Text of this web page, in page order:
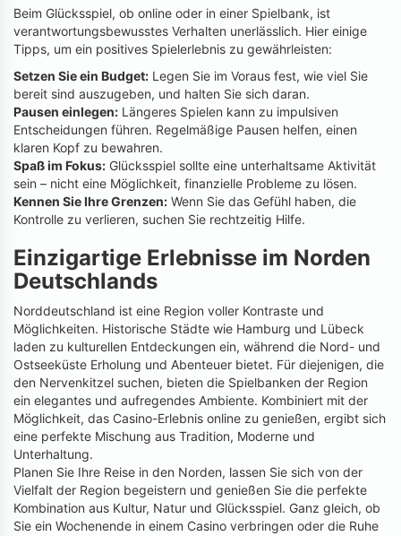
Beim Glücksspiel, ob online oder in einer Spielbank, ist
verantwortungsbewusstes Verhalten unerlässlich. Hier einige
Tipps, um ein positives Spielerlebnis zu gewährleisten:
Setzen Sie ein Budget: Legen Sie im Voraus fest, wie viel Sie
bereit sind auszugeben, und halten Sie sich daran.
Pausen einlegen: Längeres Spielen kann zu impulsiven
Entscheidungen führen. Regelmäßige Pausen helfen, einen
klaren Kopf zu bewahren.
Spaß im Fokus: Glücksspiel sollte eine unterhaltsame Aktivität
sein – nicht eine Möglichkeit, finanzielle Probleme zu lösen.
Kennen Sie Ihre Grenzen: Wenn Sie das Gefühl haben, die
Kontrolle zu verlieren, suchen Sie rechtzeitig Hilfe.
Einzigartige Erlebnisse im Norden
Deutschlands
Norddeutschland ist eine Region voller Kontraste und
Möglichkeiten. Historische Städte wie Hamburg und Lübeck
laden zu kulturellen Entdeckungen ein, während die Nord- und
Ostseeküste Erholung und Abenteuer bietet. Für diejenigen, die
den Nervenkitzel suchen, bieten die Spielbanken der Region
ein elegantes und aufregendes Ambiente. Kombiniert mit der
Möglichkeit, das Casino-Erlebnis online zu genießen, ergibt sich
eine perfekte Mischung aus Tradition, Moderne und
Unterhaltung.
Planen Sie Ihre Reise in den Norden, lassen Sie sich von der
Vielfalt der Region begeistern und genießen Sie die perfekte
Kombination aus Kultur, Natur und Glücksspiel. Ganz gleich, ob
Sie ein Wochenende in einem Casino verbringen oder die Ruhe